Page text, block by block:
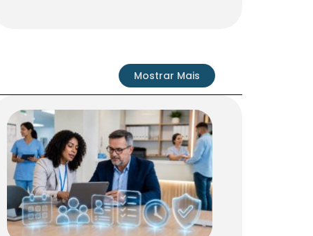
Mostrar Mais